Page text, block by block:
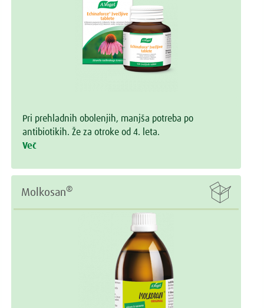
Pri prehladnih obolenjih, manjša potreba po
antibiotikih. Že za otroke od 4. leta.
Več

Molkosan®